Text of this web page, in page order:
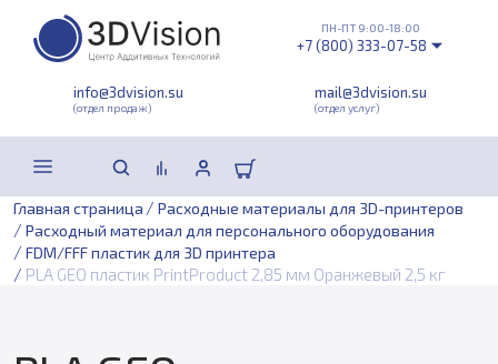
info@3dvision.su
(отдел продаж)
mail@3dvision.su
(отдел услуг)
ПН-ПТ 9:00-18:00
+7 (800) 333-07-58
Главная страница / Расходные материалы для 3D-принтеров
/ Расходный материал для персонального оборудования
/ FDM/FFF пластик для 3D принтера
/ PLA GEO пластик PrintProduct 2,85 мм Оранжевый 2,5 кг